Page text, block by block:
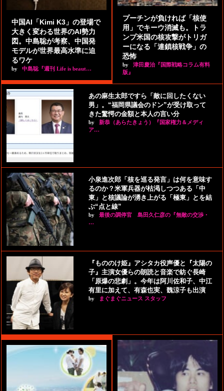
中国AI「Kimi K3」の登場で
大きく変わる世界のAI勢力
図。中島聡が考察、中国発
モデルが世界最高水準に迫
るワケ
by 中島聡『週刊 Life is beaut…
プーチンが負ければ「核使
用」でキーウ消滅も。トラ
ンプ米国の核攻撃がトリガ
ーになる「連鎖核戦争」の
恐怖
by
津田慶治『国際戦略コラム有料
版』
あの麻生太郎ですら「敵に回したくない
男」。“福岡県議会のドン”が受け取って
きた驚愕の金額と本人の言い分
by
新恭（あらたきょう）『国家権力＆メディ
ア…
小泉進次郎「核を巡る発言」は何を意味す
るのか？米軍兵器が枯渇しつつある「中
東」と核議論が湧き上がる「極東」とを結
ぶ“点と線”
by
最後の調停官 島田久仁彦の『無敵の交渉・
…
『もののけ姫』アシタカ役声優と『太陽の
子』主演女優らの朗読と音楽で紡ぐ長崎
「原爆の悲劇」。今年は阿川佐和子、中江
有里に加えて、有森也実、魏涼子も出演
by まぐまぐニュース スタッフ